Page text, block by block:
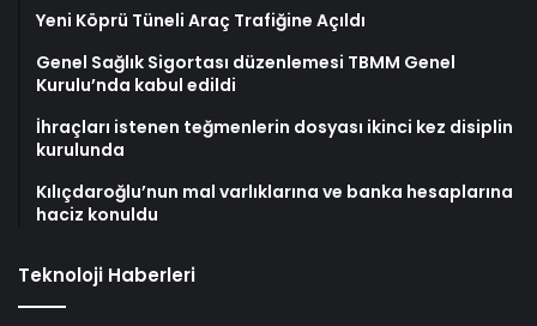
Yeni Köprü Tüneli Araç Trafiğine Açıldı
Genel Sağlık Sigortası düzenlemesi TBMM Genel
Kurulu’nda kabul edildi
İhraçları istenen teğmenlerin dosyası ikinci kez disiplin
kurulunda
Kılıçdaroğlu’nun mal varlıklarına ve banka hesaplarına
haciz konuldu
Teknoloji Haberleri